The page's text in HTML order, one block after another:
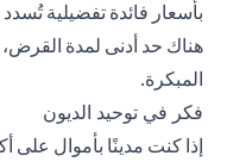
بأسعار فائدة تفضيلية
هناك حد أدنى لمدة
المبكرة.
فكر في توحيد الديون
إذا كنت مدينًا بأموال على